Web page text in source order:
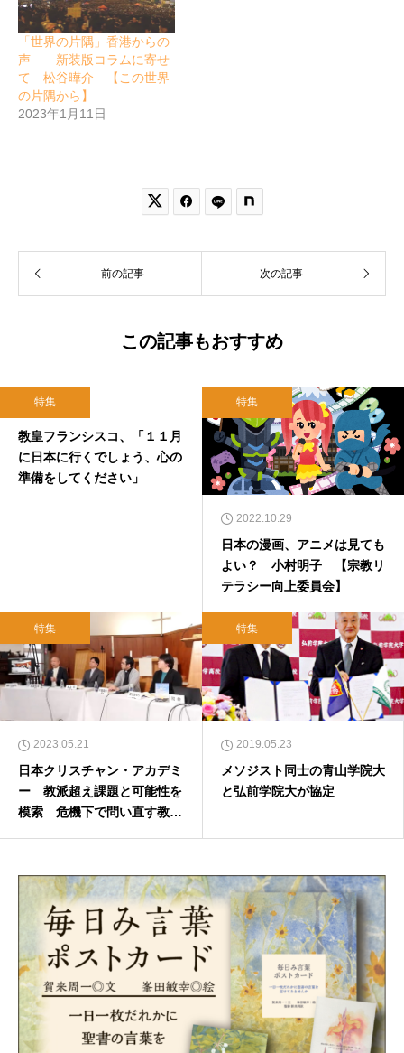
「世界の片隅」香港からの
声――新装版コラムに寄せ
て 松谷曄介 【この世界
の片隅から】
2023年1月11日
 
前の記事 次の記事
この記事もおすすめ
特集
2019.01.24
教皇フランシスコ、「１１月
に日本に行くでしょう、心の
準備をしてください」
特集
2022.10.29
日本の漫画、アニメは見ても
よい？ 小村明子 【宗教リ
テラシー向上委員会】
特集
2023.05.21
日本クリスチャン・アカデミ
ー 教派超え課題と可能性を
模索 危機下で問い直す教
ンポジウム
特集
2019.05.23
メソジスト同士の青山学院大
と弘前学院大が協定